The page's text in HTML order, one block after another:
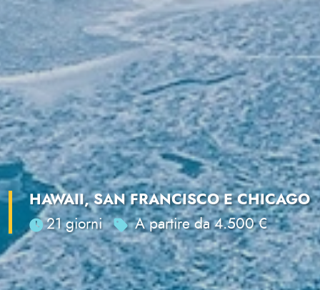
HAWAII, SAN FRANCISCO E CHICAGO
21 giorni
A partire da 4.500 €